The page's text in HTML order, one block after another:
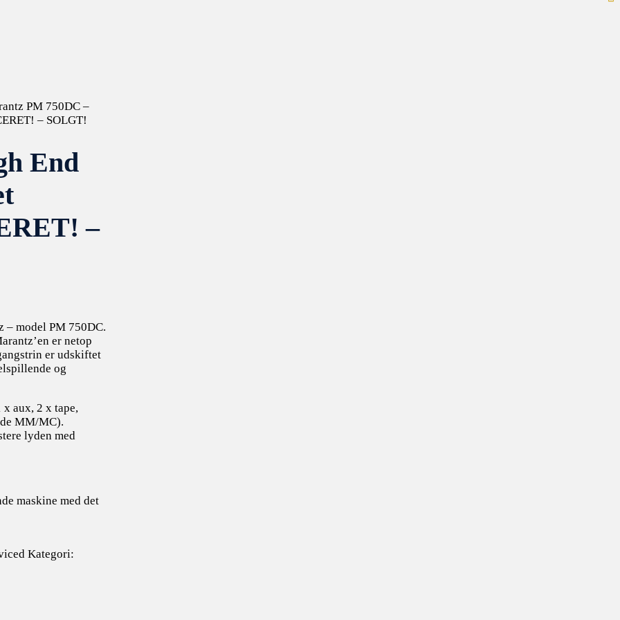
PM 750DC –
– SOLGT!
End
–
model PM 750DC.
er netop
er udskiftet
og
aux, 2 x tape,
MM/MC).
lyden med
maskine med det
Kategori: